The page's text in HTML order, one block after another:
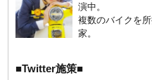
演中。
複数のバイクを
家。
■Twitter施策■